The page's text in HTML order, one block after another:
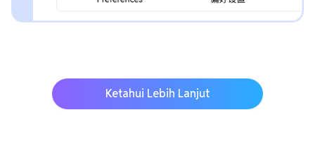
Ketahui Lebih Lanjut